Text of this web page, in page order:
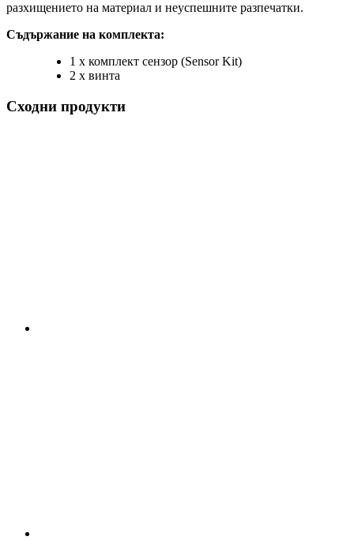
разхищението на материал и неуспешните разпечатки.
Съдържание на комплекта:
1 x комплект сензор (Sensor Kit)
2 x винта
Сходни продукти